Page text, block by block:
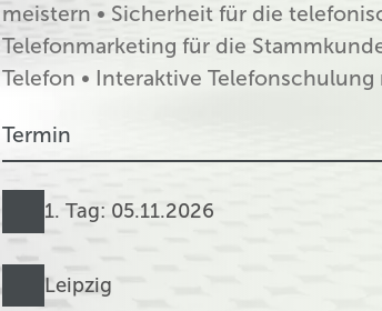
meistern • Sicherheit für die
Telefonmarketing für die
Telefon • Interaktive Telefonschulung
Termin
1. Tag: 05.11.2026
Leipzig